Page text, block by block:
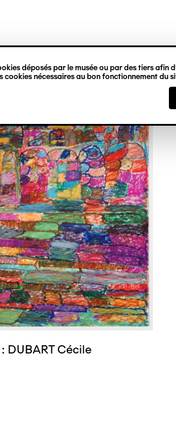
déposés par le musée ou par des tiers
cookies nécessaires au bon fonctionnement du
DUBART Cécile